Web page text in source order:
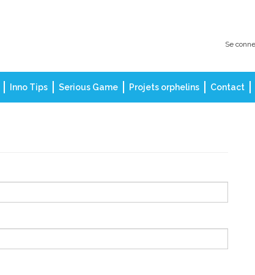
Se
Inno Tips Serious Game Projets orphelins Contact